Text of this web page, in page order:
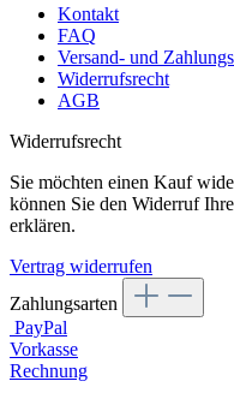
Kontakt
FAQ
Versand- und
Widerrufsrecht
AGB
Widerrufsrecht
Sie möchten einen Kauf
können Sie den Widerruf
erklären.
Vertrag widerrufen
Zahlungsarten
PayPal
Vorkasse
Rechnung